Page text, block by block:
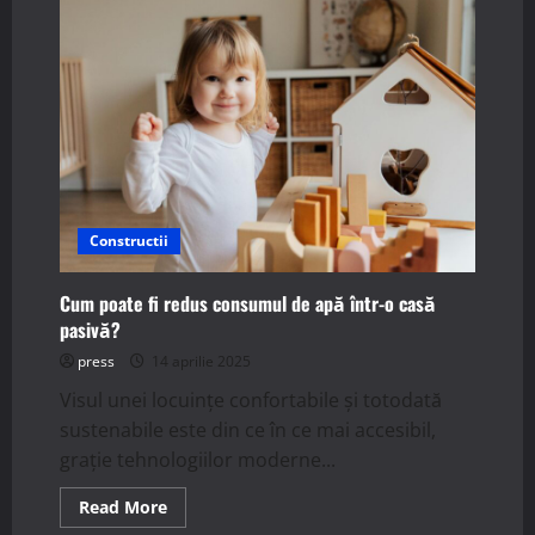
integrarea
tehnologiei
smart
într-
o
casă
pasivă?
Constructii
Cum poate fi redus consumul de apă într-o casă
pasivă?
press 14 aprilie 2025
Visul unei locuințe confortabile și totodată
sustenabile este din ce în ce mai accesibil,
grație tehnologiilor moderne...
Read MoreRead
more